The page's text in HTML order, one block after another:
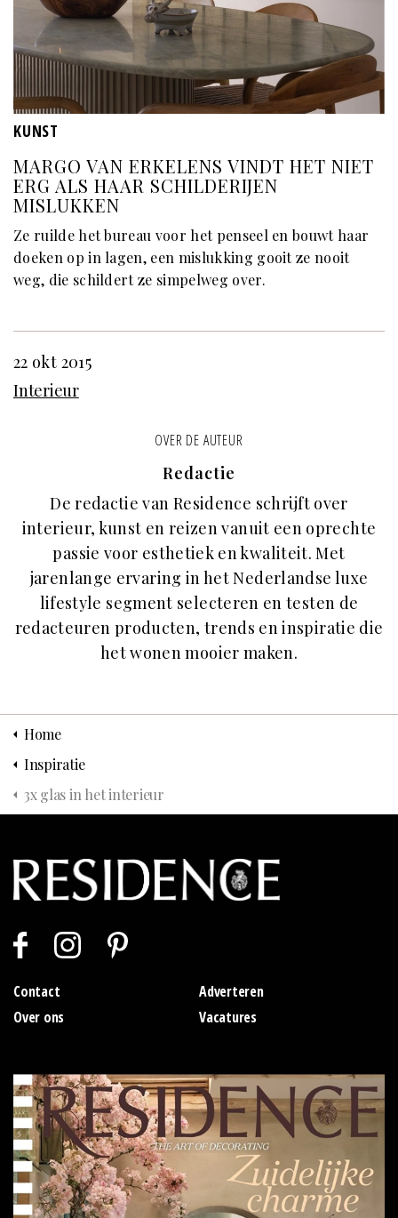
KUNST
MARGO VAN ERKELENS VINDT HET NIET
ERG ALS HAAR SCHILDERIJEN
MISLUKKEN
Ze ruilde het bureau voor het penseel en bouwt haar
doeken op in lagen, een mislukking gooit ze nooit
weg, die schildert ze simpelweg over.
22 okt 2015
Interieur
OVER DE AUTEUR
Redactie
De redactie van Residence schrijft over
interieur, kunst en reizen vanuit een oprechte
passie voor esthetiek en kwaliteit. Met
jarenlange ervaring in het Nederlandse luxe
lifestyle segment selecteren en testen de
redacteuren producten, trends en inspiratie die
het wonen mooier maken.
Home
Inspiratie
3x glas in het interieur
Contact
Adverteren
Over ons
Vacatures